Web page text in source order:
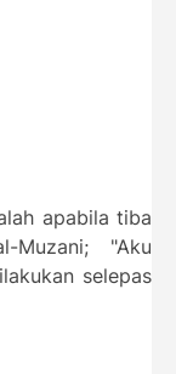
apabila tiba
Muzani; "Aku
selepas